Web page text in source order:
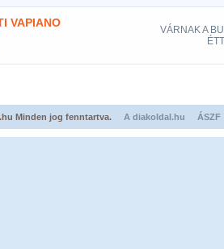
VAPIANO
VÁRNAK A
Minden jog fenntartva. A diakoldal.hu ÁSZF